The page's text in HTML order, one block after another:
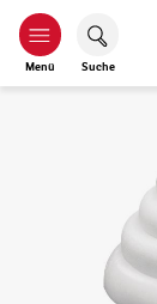
Menü Suche